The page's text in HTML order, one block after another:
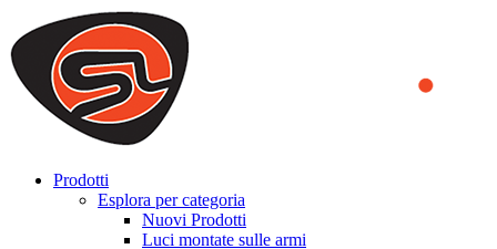
We use cookies to ensure that we provide you the best experience
on our website. By continuing to browse this website, you accept
that cookies are used to help us analyze how the website is used and
to offer you a better experience. To learn more or to find out how
you can disable cookies, you can access our
Prodotti
Esplora per categoria
Nuovi Prodotti
Luci montate sulle armi